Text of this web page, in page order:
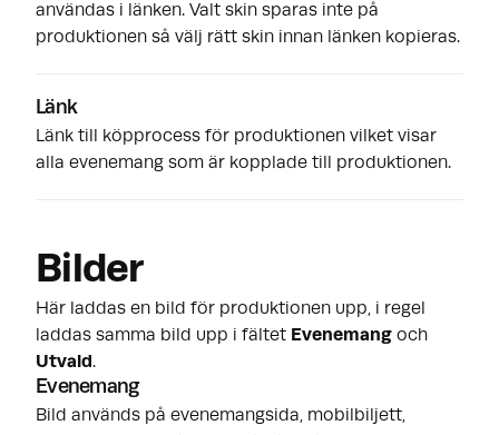
användas i länken. Valt skin sparas inte på
produktionen så välj rätt skin innan länken kopieras.
Länk
Länk till köpprocess för produktionen vilket visar
alla evenemang som är kopplade till produktionen.
Bilder
Här laddas en bild för produktionen upp, i regel
laddas samma bild upp i fältet Evenemang och
Utvald.
Evenemang
Bild används på evenemangsida, mobilbiljett,